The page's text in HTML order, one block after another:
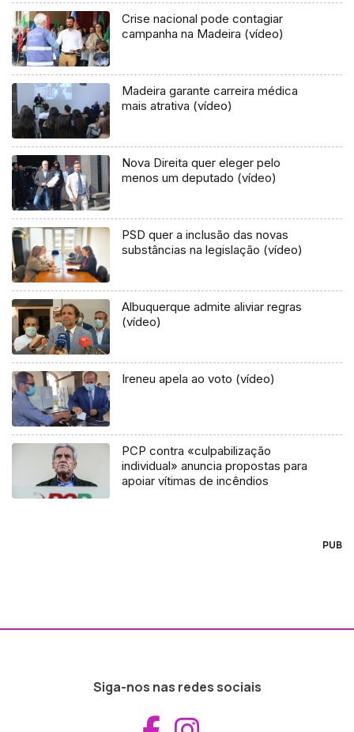
Crise nacional pode contagiar
campanha na Madeira (vídeo)
Madeira garante carreira médica
mais atrativa (vídeo)
Nova Direita quer eleger pelo
menos um deputado (vídeo)
PSD quer a inclusão das novas
substâncias na legislação (vídeo)
Albuquerque admite aliviar regras
(vídeo)
Ireneu apela ao voto (vídeo)
PCP contra «culpabilização
individual» anuncia propostas para
apoiar vítimas de incêndios
PUB
Siga-nos nas redes sociais